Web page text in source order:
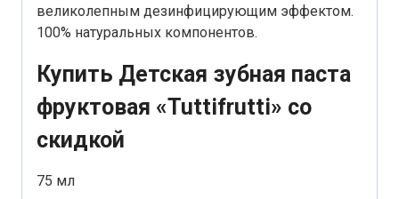
великолепным дезинфицирующим эффектом.
100% натуральных компонентов.
Купить Детская зубная паста
фруктовая «Tuttifrutti» со
скидкой
75 мл